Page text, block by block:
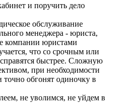
и поручить дело
обслуживание
менеджера - юриста,
компании юристами
что со срочным или
быстрее. Сложную
при необходимости
точно обгонят одиночку в
не уволимся, не уйдем в